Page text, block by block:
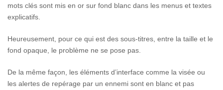
mots clés sont mis en or sur fond blanc dans les menus et textes
explicatifs.
Heureusement, pour ce qui est des sous-titres, entre la taille et le
fond opaque, le problème ne se pose pas.
De la même façon, les éléments d’interface comme la visée ou
les alertes de repérage par un ennemi sont en blanc et pas